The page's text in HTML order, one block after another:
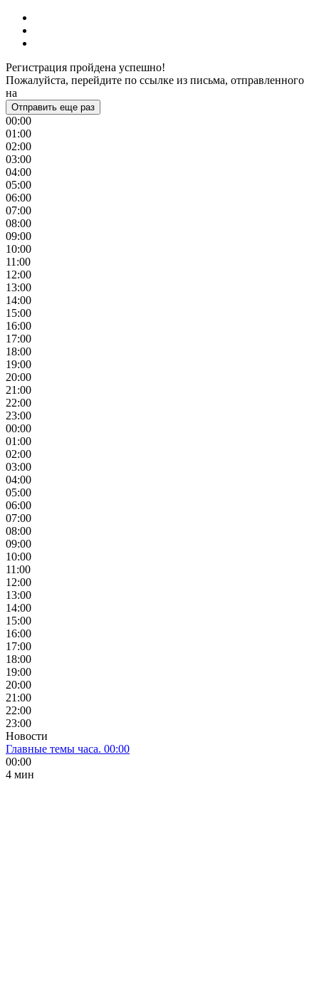
Регистрация пройдена успешно!
Пожалуйста, перейдите по ссылке из письма, отправленного
на
Отправить еще раз
00:00
01:00
02:00
03:00
04:00
05:00
06:00
07:00
08:00
09:00
10:00
11:00
12:00
13:00
14:00
15:00
16:00
17:00
18:00
19:00
20:00
21:00
22:00
23:00
00:00
01:00
02:00
03:00
04:00
05:00
06:00
07:00
08:00
09:00
10:00
11:00
12:00
13:00
14:00
15:00
16:00
17:00
18:00
19:00
20:00
21:00
22:00
23:00
Новости
Главные темы часа. 00:00
00:00
4 мин